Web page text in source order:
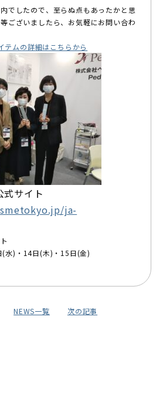
でしたので、至らぬ点もあったかと思
ございましたら、お気軽にお問い合わ
テムの詳細はこちらから
サイト
ja-
水)・14日(木)・15日(金)
NEWS一覧 次の記事